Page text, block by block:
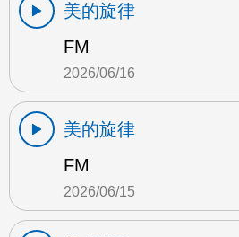
美的旋律
FM
2026/06/16
美的旋律
FM
2026/06/15